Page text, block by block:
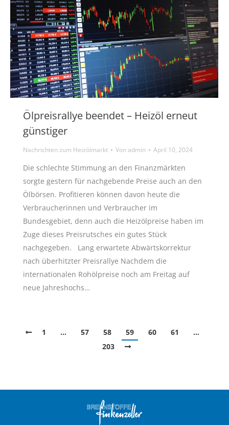
Ölpreisrallye beendet – Heizöl erneut
günstiger
Nachrichten zum Heizölmarkt Vonadmin April 10, 2024
Die schlechte Stimmung an den Finanzmärkten
sorgte gestern für nachgebende Preise auch an den
Ölbörsen. Profitieren können davon heute die
Verbraucherinnen und Verbraucher im
Bundesgebiet, denn auch die Heizölpreise haben im
Zuge dieses Preisrutsches ein gutes Stück
nachgegeben. Lang erwartete Abwärtskorrektur
nach überhitzter Preisrallye Nachdem die
internationalen Rohölpreise noch am Freitag auf
neue Jahreshochs…
1 … 57 58 59 60 61
…
203